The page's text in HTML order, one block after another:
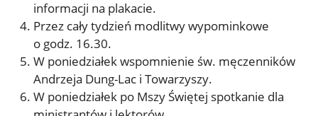
informacji na plakacie.
Przez cały tydzień modlitwy wypominkowe
o godz. 16.30.
W poniedziałek wspomnienie św. męczenników
Andrzeja Dung-Lac i Towarzyszy.
W poniedziałek po Mszy Świętej spotkanie dla